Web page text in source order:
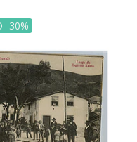
-30%